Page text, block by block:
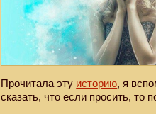
Прочитала эту историю, я
сказать, что если просить, то